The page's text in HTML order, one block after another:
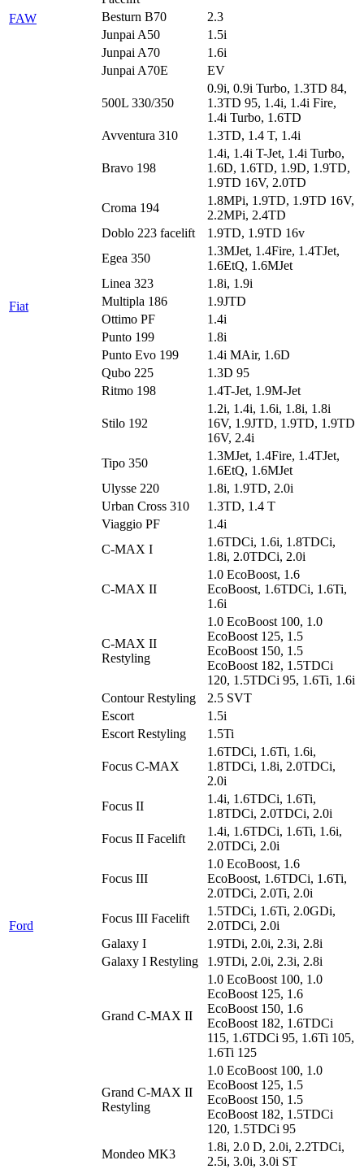
FAW
Besturn B70
2.3
Junpai A50
1.5i
Junpai A70
1.6i
Junpai A70E
EV
Fiat
500L 330/350
0.9i, 0.9i Turbo, 1.3TD 84,
1.3TD 95, 1.4i, 1.4i Fire,
1.4i Turbo, 1.6TD
Avventura 310
1.3TD, 1.4 T, 1.4i
Bravo 198
1.4i, 1.4i T-Jet, 1.4i Turbo,
1.6D, 1.6TD, 1.9D, 1.9TD,
1.9TD 16V, 2.0TD
Croma 194
1.8MPi, 1.9TD, 1.9TD 16V,
2.2MPi, 2.4TD
Doblo 223 facelift
1.9TD, 1.9TD 16v
Egea 350
1.3MJet, 1.4Fire, 1.4TJet,
1.6EtQ, 1.6MJet
Linea 323
1.8i, 1.9i
Multipla 186
1.9JTD
Ottimo PF
1.4i
Punto 199
1.8i
Punto Evo 199
1.4i MAir, 1.6D
Qubo 225
1.3D 95
Ritmo 198
1.4T-Jet, 1.9M-Jet
Stilo 192
1.2i, 1.4i, 1.6i, 1.8i, 1.8i
16V, 1.9JTD, 1.9TD, 1.9TD
16V, 2.4i
Tipo 350
1.3MJet, 1.4Fire, 1.4TJet,
1.6EtQ, 1.6MJet
Ulysse 220
1.8i, 1.9TD, 2.0i
Urban Cross 310
1.3TD, 1.4 T
Viaggio PF
1.4i
Ford
C-MAX I
1.6TDCi, 1.6i, 1.8TDCi,
1.8i, 2.0TDCi, 2.0i
C-MAX II
1.0 EcoBoost, 1.6
EcoBoost, 1.6TDCi, 1.6Ti,
1.6i
C-MAX II
Restyling
1.0 EcoBoost 100, 1.0
EcoBoost 125, 1.5
EcoBoost 150, 1.5
EcoBoost 182, 1.5TDCi
120, 1.5TDCi 95, 1.6Ti, 1.6i
Contour Restyling
2.5 SVT
Escort
1.5i
Escort Restyling
1.5Ti
Focus C-MAX
1.6TDCi, 1.6Ti, 1.6i,
1.8TDCi, 1.8i, 2.0TDCi,
2.0i
Focus II
1.4i, 1.6TDCi, 1.6Ti,
1.8TDCi, 2.0TDCi, 2.0i
Focus II Facelift
1.4i, 1.6TDCi, 1.6Ti, 1.6i,
2.0TDCi, 2.0i
Focus III
1.0 EcoBoost, 1.6
EcoBoost, 1.6TDCi, 1.6Ti,
2.0TDCi, 2.0Ti, 2.0i
Focus III Facelift
1.5TDCi, 1.6Ti, 2.0GDi,
2.0TDCi, 2.0i
Galaxy I
1.9TDi, 2.0i, 2.3i, 2.8i
Galaxy I Restyling
1.9TDi, 2.0i, 2.3i, 2.8i
Grand C-MAX II
1.0 EcoBoost 100, 1.0
EcoBoost 125, 1.6
EcoBoost 150, 1.6
EcoBoost 182, 1.6TDCi
115, 1.6TDCi 95, 1.6Ti 105,
1.6Ti 125
Grand C-MAX II
Restyling
1.0 EcoBoost 100, 1.0
EcoBoost 125, 1.5
EcoBoost 150, 1.5
EcoBoost 182, 1.5TDCi
120, 1.5TDCi 95
Mondeo MK3
1.8i, 2.0 D, 2.0i, 2.2TDCi,
2.5i, 3.0i, 3.0i ST